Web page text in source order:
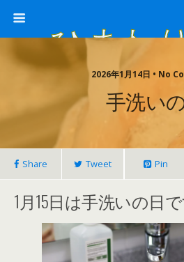
2026年1月14日 • No
手洗い
Share Tweet Pin
1月15日は手洗いの日